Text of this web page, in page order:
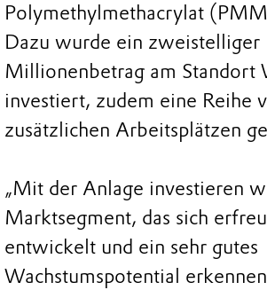
Polymethylmethacrylat
Dazu wurde ein zweistelliger
Millionenbetrag am Standort
investiert, zudem eine Reihe
zusätzlichen Arbeitsplätzen
„Mit der Anlage investieren
Marktsegment, das sich
entwickelt und ein sehr gutes
Wachstumspotential